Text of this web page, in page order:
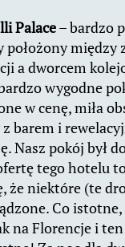
Palace– bardzo
między
a dworcem
wygodne
w cenę, miła
barem i
Nasz pokój był
tego hotelu
że niektóre (te
Co
na Florencje i